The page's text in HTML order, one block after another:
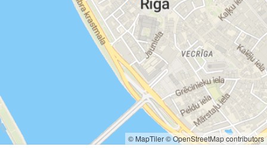
© MapTiler© OpenStreetMap contributors